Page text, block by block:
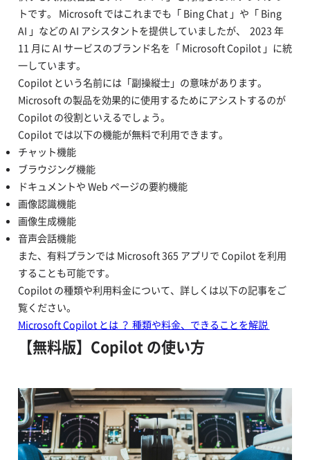
トです。 Microsoft ではこれまでも「 Bing Chat 」や「 Bing
AI 」などの AI アシスタントを提供していましたが、 2023 年
11 月に AI サービスのブランド名を「 Microsoft Copilot 」に統
一しています。
Copilot という名前には「副操縦士」の意味があります。
Microsoft の製品を効果的に使用するためにアシストするのが
Copilot の役割といえるでしょう。
Copilot では以下の機能が無料で利用できます。
チャット機能
ブラウジング機能
ドキュメントや Web ページの要約機能
画像認識機能
画像生成機能
音声会話機能
また、有料プランでは Microsoft 365 アプリで Copilot を利用
することも可能です。
Copilot の種類や利用料金について、詳しくは以下の記事をご
覧ください。
Microsoft Copilot とは ？ 種類や料金、できることを解説
【無料版】Copilot の使い方